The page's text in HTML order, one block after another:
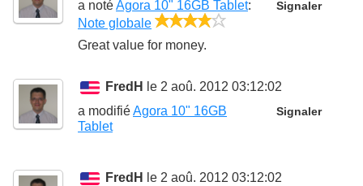
Signaler
a notéAgora 10" 16GB Tablet:
Note globale
Great value for money.
FredH le 2 aoû. 2012 03:12:02
Signaler
a modifiéAgora 10" 16GB
Tablet
FredH le 2 aoû. 2012 03:12:02